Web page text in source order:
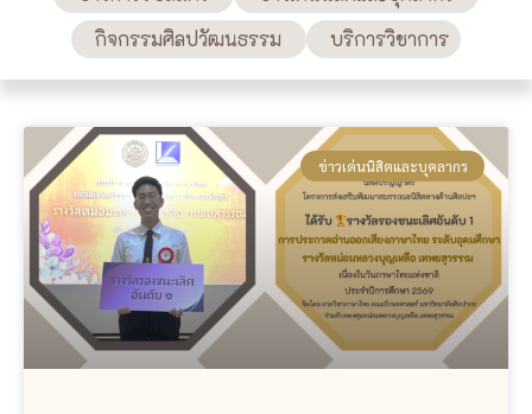
กิจกรรมศิลปวัฒนธรรม
บริการวิชาการ
ข่าวเด่นนิสิตและบุคลากร